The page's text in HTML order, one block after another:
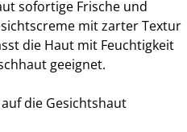
sofortige Frische und
mit zarter Textur
die Haut mit Feuchtigkeit
geeignet.
die Gesichtshaut